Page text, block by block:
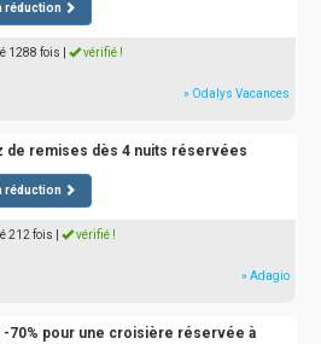
réduction
1288 fois vérifié !
» Odalys Vacances
de remises dès 4 nuits réservées
réduction
212 fois vérifié !
» Adagio
-70% pour une croisière réservée à